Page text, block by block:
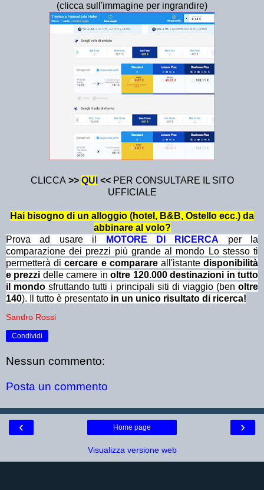
(clicca sull'immagine per ingrandire)
CLICCA >> QU <<PER CONSULTARE IL SITO
UFFICIALE
Hai bisogno di un alloggio (hotel, B&B, Ostello ecc.) da
abbinare al volo?
Prova ad usare il
MOTORE DI RICERCA
per la
comparazione dei prezzi più grande al mondo Lo stesso ti
permetterà dicercare e comparare all'istantedisponibilità
e prezzi delle camere inoltre 120.000 destinazioni in tutto
il mondo sfruttando tutti i principali siti di viaggio (benoltre
140). Il tutto è presentato in un unico risultato di ricerca!
Sandro Rossi
Condividi
Nessun commento:
Posta un commento
‹ ›
Home page
Visualizza versione web